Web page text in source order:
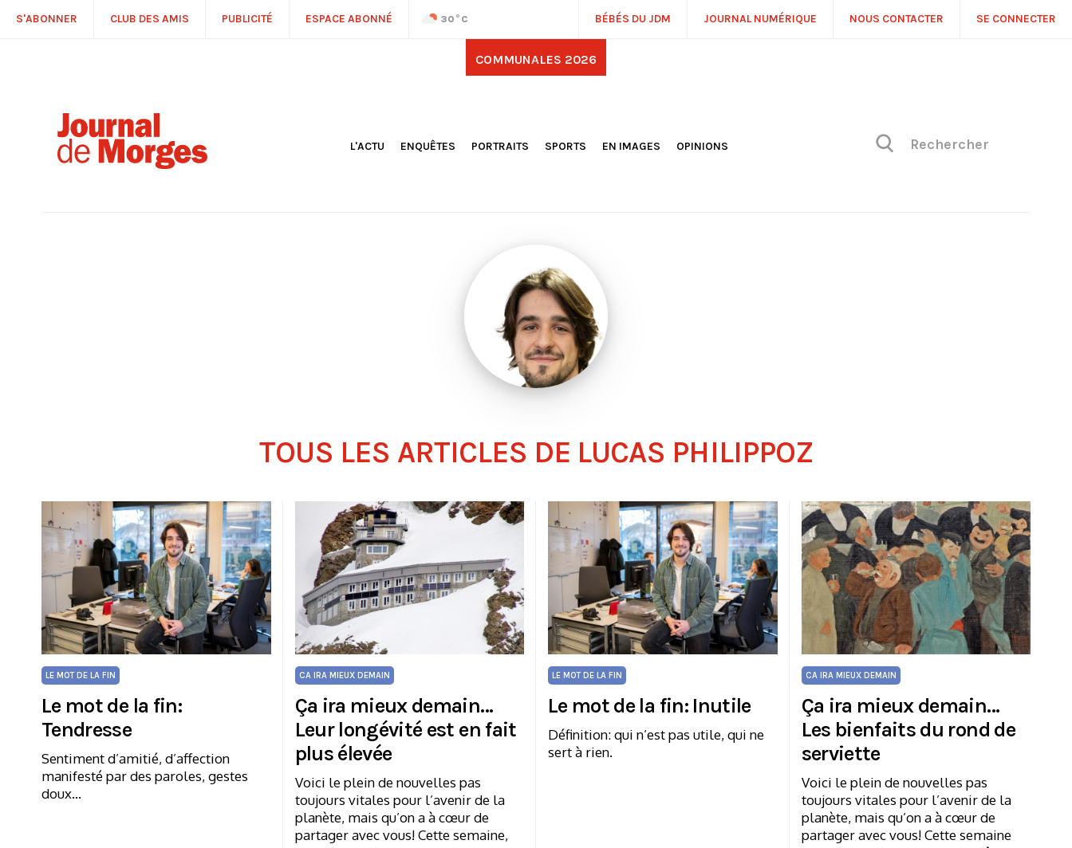
S'ABONNER CLUB DES AMIS PUBLICITÉ ESPACE ABONNÉ 30 °C BÉBÉS DU JDM JOURNAL NUMÉRIQUE NOUS CONTACTER SE CONNECTER
COMMUNALES 2026
L'ACTU
ENQUÊTES PORTRAITS
SPORTS
EN IMAGES
OPINIONS
TOUS LES ARTICLES DE LUCAS PHILIPPOZ
LE MOT DE LA FIN
Le mot de la fin:
Tendresse
Sentiment d’amitié, d’affection
manifesté par des paroles, gestes
doux…
CA IRA MIEUX DEMAIN
Ça ira mieux demain…
Leur longévité est en fait
plus élevée
Voici le plein de nouvelles pas
toujours vitales pour l’avenir de la
planète, mais qu’on a à cœur de
partager avec vous! Cette semaine,
LE MOT DE LA FIN
Le mot de la fin: Inutile
Définition: qui n’est pas utile, qui ne
sert à rien.
CA IRA MIEUX DEMAIN
Ça ira mieux demain…
Les bienfaits du rond de
serviette
Voici le plein de nouvelles pas
toujours vitales pour l’avenir de la
planète, mais qu’on a à cœur de
partager avec vous! Cette semaine